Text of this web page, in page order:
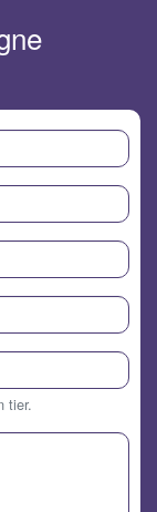
tier.